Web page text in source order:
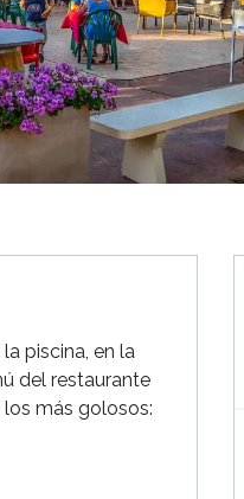
piscina, en la
del restaurante
más golosos: